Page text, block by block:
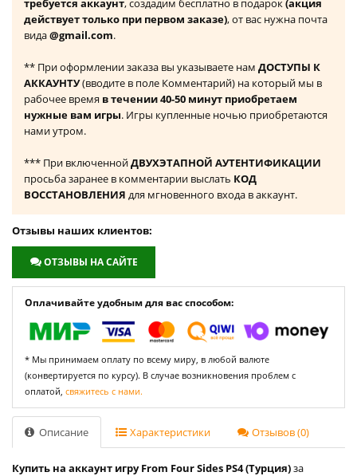
требуется аккаунт, создадим бесплатно в подарок(акция
действует только при первом заказе), от вас нужна почта
вида@gmail.com.
** При оформлении заказа вы указываете нам ДОСТУПЫ К
АККАУНТУ(вводите в поле Комментарий) на который мы в
рабочее время в течении 40-50 минут приобретаем
нужные вам игры. Игры купленные ночью приобретаются
нами утром.
*** При включеннойДВУХЭТАПНОЙ АУТЕНТИФИКАЦИИ
просьба заранее в комментарии выслать КОД
ВОССТАНОВЛЕНИЯ для мгновенного входа в аккаунт.
Отзывы наших клиентов:
ОТЗЫВЫ НА САЙТЕ
Оплачивайте удобным для вас способом:
* Мы принимаем оплату по всему миру, в любой валюте
(конвертируется по курсу). В случае возникновения проблем с
оплатой, свяжитесь с нами.
Описание Характеристики Отзывов (0)
Купить на аккаунт игру From Four Sides PS4 (Турция)за